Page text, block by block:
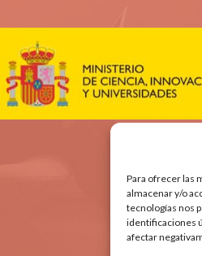
Para ofrecer las
almacenar y/o
tecnologías nos
identificaciones
afectar